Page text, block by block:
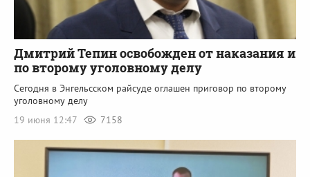
Дмитрий Тепин освобожден от наказания и
по второму уголовному делу
Сегодня в Энгельсском райсуде оглашен приговор по второму
уголовному делу
19 июня 12:47
7158